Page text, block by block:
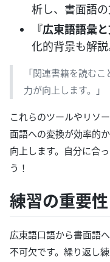
析し、書面語の
『広東語語彙と
化的背景も解説
「関連書籍を読む
力が向上します。」
これらのツールやリソ
面語への変換が効率的
向上します。自分に合
う！
練習の重要性
広東語口語から書面語
不可欠です。繰り返し